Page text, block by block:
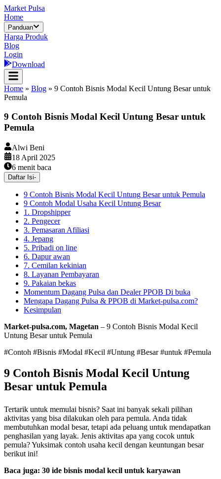
Market Pulsa
Home
Panduan
Harga Produk
Blog
Login
Download
Home » Blog » 9 Contoh Bisnis Modal Kecil Untung Besar untuk
Pemula
9 Contoh Bisnis Modal Kecil Untung Besar untuk
Pemula
Alwi Beni
18 April 2025
6 menit baca
Daftar Isi-
9 Contoh Bisnis Modal Kecil Untung Besar untuk Pemula
9 Contoh Modal Usaha Kecil Untung Besar
1. Dropshipper
2. Pengecer
3. Pemasaran Afiliasi
4. Jepang
5. Pribadi on line
6. Dapur awan
7. Cemilan kekinian
8. Layanan Pembayaran
9. Pakaian bekas
Momentum Dagang Pulsa dan Dealer PPOB Di buka
Mengapa Dagang Pulsa & PPOB di Market-pulsa.com?
Kesimpulan
Market-pulsa.com, Magetan – 9 Contoh Bisnis Modal Kecil
Untung Besar untuk Pemula
#Contoh #Bisnis #Modal #Kecil #Untung #Besar #untuk #Pemula
9 Contoh Bisnis Modal Kecil Untung
Besar untuk Pemula
Tertarik untuk memulai bisnis? Saat ini banyak sekali pilihan
aktivitas yang bisa dilakukan oleh para pemula. Anda tidak
membutuhkan modal besar, tetapi ada peluang untuk mendapatkan
penghasilan yang layak. Jenis aktivitas apa yang cocok untuk
pemula? Yuksimak contoh usaha kecil dengan keuntungan besar
berikut ini!
Baca juga: 30 ide bisnis modal kecil untuk karyawan